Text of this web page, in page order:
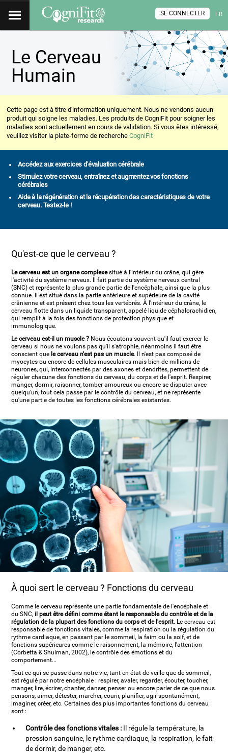
FR
SE CONNECTER
Le Cerveau
Humain
Cette page est à titre d'information uniquement. Nous ne vendons aucun
produit qui soigne les maladies. Les produits de CogniFit pour soigner les
maladies sont actuellement en cours de validation. Si vous êtes intéressé,
veuillez visiter la plate-forme de rechercheCogniFit
Accédez aux exercices d'évaluation cérébrale
Stimulez votre cerveau, entraînez et augmentez vos fonctions
cérébrales
Aide à la régénération et la récupération des caractéristiques de votre
cerveau. Testez-le !
Qu'est-ce que le cerveau ?
Le cerveau est un organe complexesitué à l'intérieur du crâne, qui gère
l'activité du système nerveux. Il fait partie du système nerveux central
(SNC) et représente la plus grande partie de l'encéphale, ainsi que la plus
connue. Il est situé dans la partie antérieure et supérieure de la cavité
crânienne et est présent chez tous les vertébrés. À l'intérieur du crâne, le
cerveau flotte dans un liquide transparent, appelé liquide céphalorachidien,
qui remplit à la fois des fonctions de protection physique et
immunologique.
Le cerveau est-il un muscle ? Nous écoutons souvent qu'il faut exercer le
cerveau si nous ne voulons pas qu'il s'atrophie, néanmoins il faut être
conscient que le cerveau n'est pas un muscle. Il n'est pas composé de
myocytes ou encore de cellules musculaires mais bien de millions de
neurones, qui, interconnectés par des axones et dendrites, permettent de
réguler chacune des fonctions du cerveau, du corps et de l'esprit. Respirer,
manger, dormir, raisonner, tomber amoureux ou encore se disputer avec
quelqu'un, tout cela passe par le contrôle du cerveau, et ne représente
qu'une partie de toutes les fonctions cérébrales existantes.
À quoi sert le cerveau ? Fonctions du cerveau
Comme le cerveau représente une partie fondamentale de l'encéphale et
du SNC, il peut être défini comme étant le responsable du contrôle et de la
régulation de la plupart des fonctions du corps et de l'esprit. Le cerveau est
responsable de fonctions vitales, comme la respiration ou la régulation du
rythme cardiaque, en passant par le sommeil, la faim ou la soif, et de
fonctions supérieures comme le raisonnement, la mémoire, l'attention
(Corbetta & Shulman, 2002), le contrôle des émotions et du
comportement...
Tout ce qui se passe dans notre vie, tant en état de veille que de sommeil,
est régulé par notre encéphale : respirer, avaler, regarder, écouter, toucher,
manger, lire, écrirer, chanter, danser, penser ou encore parler de ce que nous
pensons, aimer, détester, marcher, courir, planifier, agir spontanément,
imaginer, créer, etc. Certaines des plus importantes fonctions du cerveau
sont :
Contrôle des fonctions vitales : Il régule la température, la
pression sanguine, le rythme cardiaque, la respiration, le fait
de dormir, de manger, etc.